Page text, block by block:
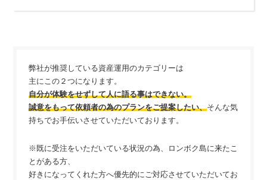
弊社が推奨している資産運用のカテゴリーは
主にこの２つになります。
自分が体験をせずして人に語る事はできない。
誠意をもって依頼者の為のプランをご提案したい、そんな気
持ちでお手伝いさせていただいております。
※既に受注をいただいている状況の為、ロンボク島に来たこ
とがある方、
好きになってくれた方へ優先的にご対応させていただいてお